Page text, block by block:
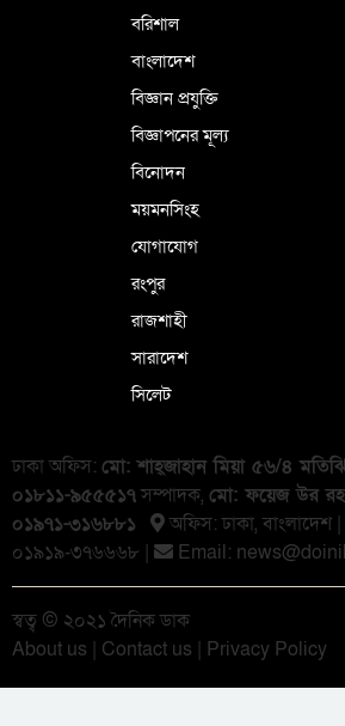
বরিশাল
বাংলাদেশ
বিজ্ঞান প্রযুক্তি
বিজ্ঞাপনের মূল্য
বিনোদন
ময়মনসিংহ
যোগাযোগ
রংপুর
রাজশাহী
সারাদেশ
সিলেট
ঢাকা অফিস: মো: শাহ্জাহান মিয়া ৫৬/৪
০১৮১১-৯৫৫৫১৭সম্পাদক, মো: ফয়েজ উর
০১৯৭১-৩১৬৮৮১
অফিস: ঢাকা, বাংলা‌দেশ |
০১৯১৯-৩৭৬৬৬৮ |
Email:
স্বত্ব © ২০২১ দৈনিক ডাক
About us | Contact us | Privacy Policy